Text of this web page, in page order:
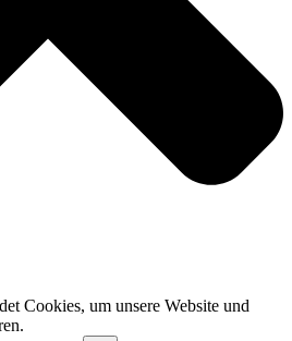
Cookies, um unsere Website und